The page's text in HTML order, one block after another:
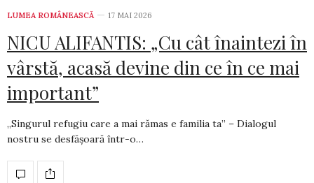
LUMEA ROMÂNEASCĂ 17 MAI 2026
NICU ALIFANTIS: „Cu cât înaintezi în
vârstă, acasă devine din ce în ce mai
important”
„Singurul refugiu care a mai rămas e familia ta” – Dialogul
nostru se desfășoară într-o…